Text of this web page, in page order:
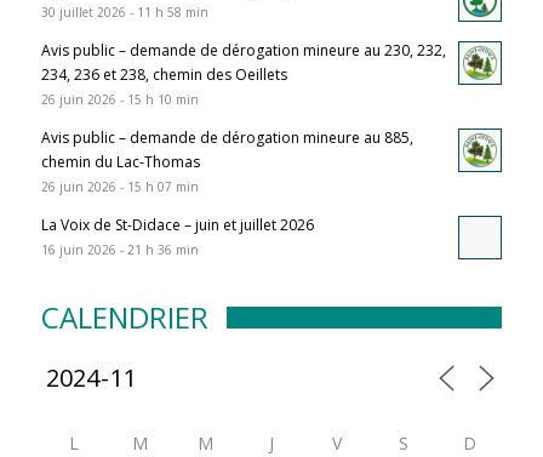
30 juillet 2026 - 11 h 58 min
Avis public – demande de dérogation mineure au 230, 232,
234, 236 et 238, chemin des Oeillets
26 juin 2026 - 15 h 10 min
Avis public – demande de dérogation mineure au 885,
chemin du Lac-Thomas
26 juin 2026 - 15 h 07 min
La Voix de St-Didace – juin et juillet 2026
16 juin 2026 - 21 h 36 min
CALENDRIER
L M M J V S D